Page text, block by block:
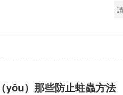
yǒu）那些防止蛀蟲方法